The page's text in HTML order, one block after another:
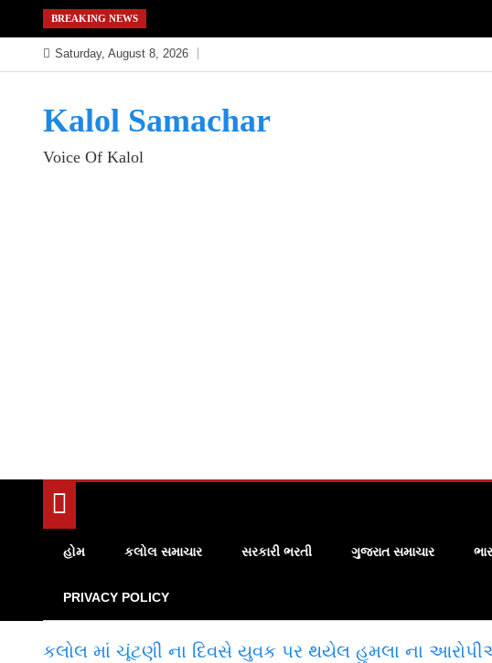
to
content
BREAKING NEWS
Saturday, August 8, 2026
Kalol Samachar
Voice Of Kalol
હોમ કલોલ સમાચાર સરકારી ભરતી ગુજરાત સમાચાર
PRIVACY POLICY
કલોલ માં ચૂંટણી ના દિવસે યુવક પર થયેલ હુમલા ના